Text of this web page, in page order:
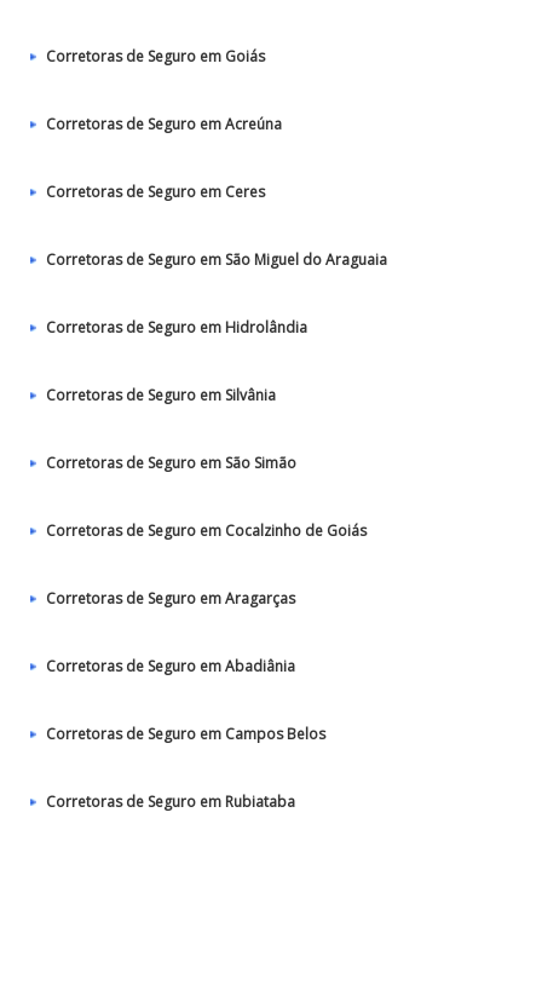
Corretoras de Seguro em Goiás
Corretoras de Seguro em Acreúna
Corretoras de Seguro em Ceres
Corretoras de Seguro em São Miguel do Araguaia
Corretoras de Seguro em Hidrolândia
Corretoras de Seguro em Silvânia
Corretoras de Seguro em São Simão
Corretoras de Seguro em Cocalzinho de Goiás
Corretoras de Seguro em Aragarças
Corretoras de Seguro em Abadiânia
Corretoras de Seguro em Campos Belos
Corretoras de Seguro em Rubiataba